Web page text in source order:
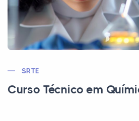
SRTE
Curso Técnico em